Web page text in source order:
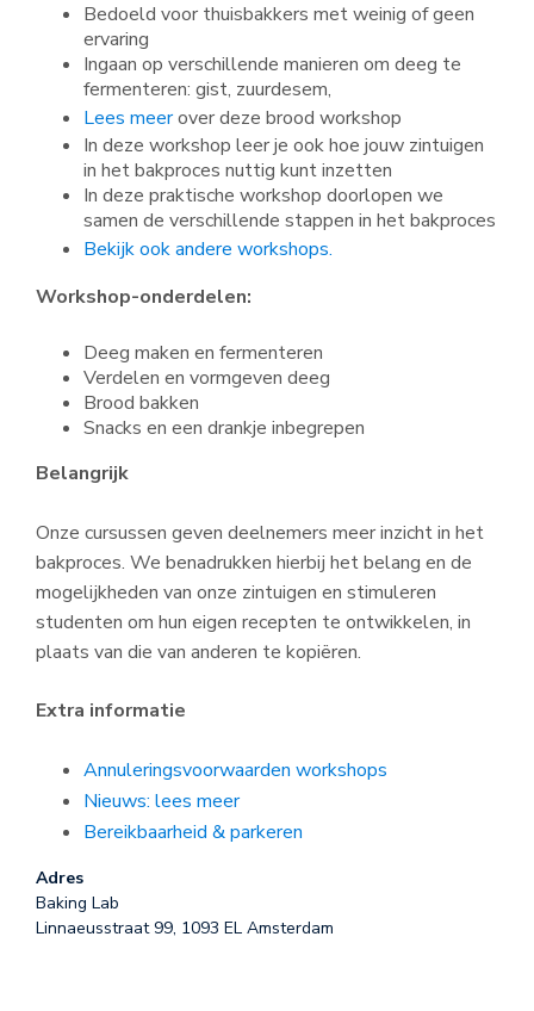
Bedoeld voor thuisbakkers met weinig of geen
ervaring
Ingaan op verschillende manieren om deeg te
fermenteren: gist, zuurdesem,
Lees meerover deze brood workshop
In deze workshop leer je ook hoe jouw zintuigen
in het bakproces nuttig kunt inzetten
In deze praktische workshop doorlopen we
samen de verschillende stappen in het bakproces
Bekijk ook andere workshops.
Workshop-onderdelen:
Deeg maken en fermenteren
Verdelen en vormgeven deeg
Brood bakken
Snacks en een drankje inbegrepen
Belangrijk
Onze cursussen geven deelnemers meer inzicht in het
bakproces. We benadrukken hierbij het belang en de
mogelijkheden van onze zintuigen en stimuleren
studenten om hun eigen recepten te ontwikkelen, in
plaats van die van anderen te kopiëren.
Extra informatie
Annuleringsvoorwaarden workshops
Nieuws: lees meer
Bereikbaarheid & parkeren
Adres
Baking Lab
Linnaeusstraat 99, 1093 EL Amsterdam